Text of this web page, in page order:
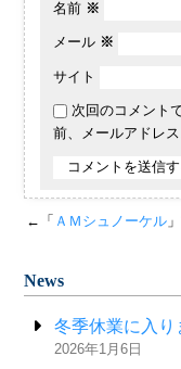
名前 ※
メール ※
サイト
次回のコメント
前、メールアドレ
←「 ＡＭシュノーケル
News
冬季休業に入り
2026年1月6日